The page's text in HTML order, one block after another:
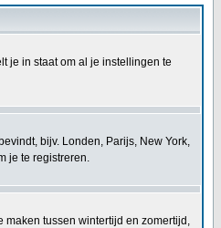
je in staat om al je instellingen te
bijv. Londen, Parijs, New York,
je te registreren.
maken tussen wintertijd en zomertijd,